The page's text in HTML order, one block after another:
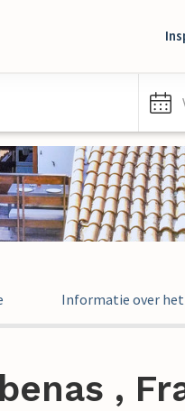
Informatie over
,